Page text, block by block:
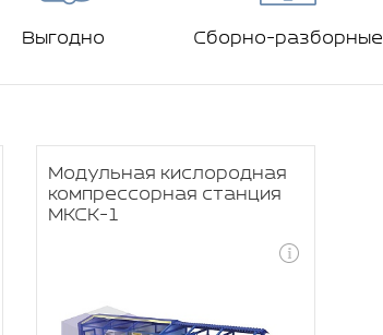
Выгодно Сборно-разборные
Модульная кислородная
компрессорная станция
МКСК-1